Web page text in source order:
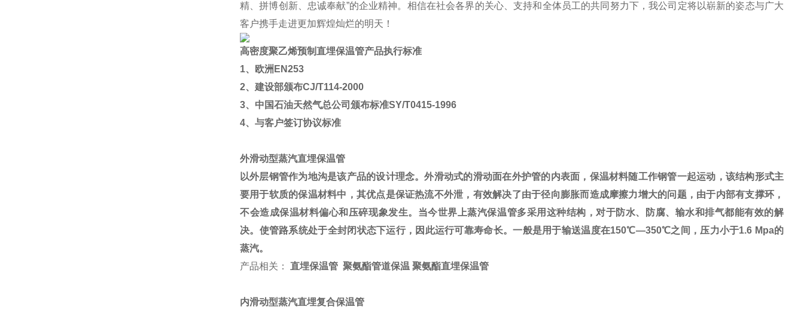
精、拼博创新、忠诚奉献”的企业精神。相信在社会各界的关心、支持和全体员工的共同努力下，我公司定将以崭新的姿态与广大
客户携手走进更加辉煌灿烂的明天！
高密度聚乙烯预制直埋保温管产品执行标准
1、欧洲 EN253
2、建设部颁布CJ/T114-2000
3、中国石油天然气总公司颁布标准SY/T0415-1996
4、与客户签订协议标准
外滑动型蒸汽直埋保温管
以外层钢管作为地沟是该产品的设计理念。外滑动式的滑动面在外护管的内表面，保温材料随工作钢管一起运动，该结构形式主
要用于软质的保温材料中，其优点是保证热流不外泄，有效解决了由于径向膨胀而造成摩擦力增大的问题，由于内部有支撑环，
不会造成保温材料偏心和压碎现象发生。当今世界上蒸汽保温管多采用这种结构，对于防水、防腐、输水和排气都能有效的解
决。使管路系统处于全封闭状态下运行，因此运行可靠寿命长。一般是用于输送温度在150℃—350℃之间，压力小于1.6 Mpa的
蒸汽。
产品相关：
直埋保温管 聚氨酯管道保温 聚氨酯直埋保温管
内滑动型蒸汽直埋复合保温管